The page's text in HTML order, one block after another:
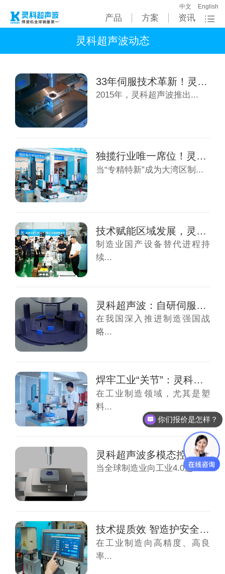
产品 方案 资讯
中文 English
灵科超声波动态
33年伺服技术革新！灵科超声波重新定义超声...
2015年，灵科超声波推出...
独揽行业唯一席位！灵科超声波年销全球第一，...
当“专精特新”成为大湾区制...
技术赋能区域发展，灵科超声波伺服技术交流会...
制造业国产设备替代进程持
续...
灵科超声波：自研伺服焊接技术，推动产业数字...
在我国深入推进制造强国战
略...
焊牢工业“关节”：灵科超声波凭“中国精度”...
在工业制造领域，尤其是塑
料...
灵科超声波多模态控制与全链互联重构全球焊接...
当全球制造业向工业4.0迈...
技术提质效 智造护安全——灵科超声波以核心...
在工业制造向高精度、高良
率...
你们报价是怎样？